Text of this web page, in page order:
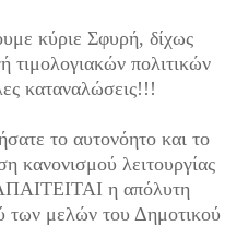
κύριε Σφυρή, δίχως
τιμολογιακών πολιτικών
καταναλώσεις!!!
το αυτονόητο και το
κανονισμού λειτουργίας
ΑΠΑΙΤΕΙΤΑΙ η απόλυτη
των μελών του Δημοτικού